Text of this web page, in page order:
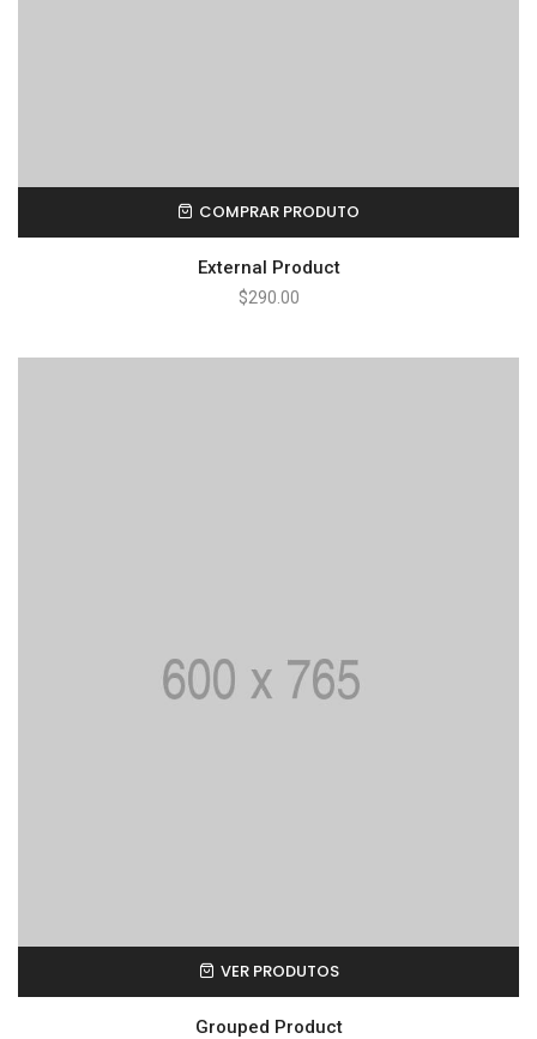
COMPRAR PRODUTO
External Product
$290.00
VER PRODUTOS
Grouped Product